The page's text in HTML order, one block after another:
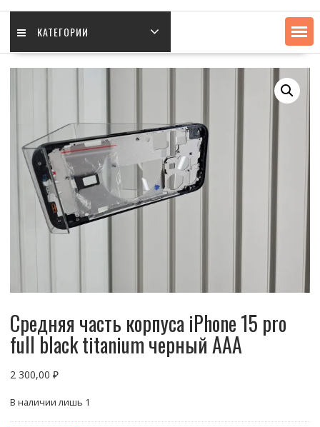
КАТЕГОРИИ
Средняя часть корпуса iPhone 15 pro
full black titanium черный AAA
2 300,00 ₽
В наличии лишь 1